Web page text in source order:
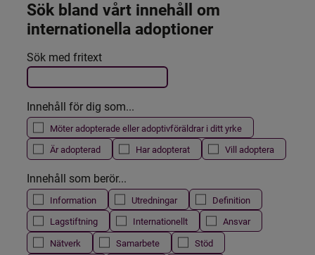
Sök bland vårt innehåll om
internationella adoptioner
Filtrera resultatet
Det här formuläret postas automatiskt
Sök med fritext
Innehåll för dig som...
Möter adopterade eller adoptivföräldrar i ditt yrke
Är adopterad
Har adopterat Vill adoptera
Innehåll som berör...
Information Utredningar
Definition
Lagstiftning
Internationellt
Ansvar
Nätverk
Samarbete
Stöd